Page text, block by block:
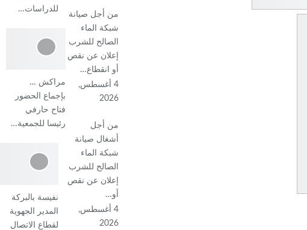
للدراسات…
مراكش …
بإجماع الحضور
فتاح حارفي
رئيسا للجمعية…
نفيسة بالبركة
المدير الجهوية
لقطاع الاتصال
من أجل صيانة
شبكة الماء
الصالح للشرب
إعلان عن نقص
أو انقطاع…
4 أغسطس,
2026
من أجل
أشغال صيانة
شبكة الماء
الصالح للشرب
إعلان عن نقص
أو…
4 أغسطس,
2026